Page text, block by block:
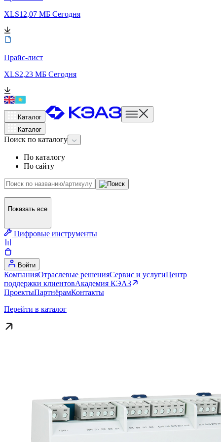
XLS12,07 МБ Сегодня
Прайс-лист
XLS2,23 МБ Сегодня
Каталог
Каталог
Поиск по каталогу
По каталогу
По сайту
Показать все
Цифровые инструменты
Войти
КомпанияОтраслевые решенияСервис и услугиЦентр
поддержки клиентовАкадемия КЭАЗ
ПроектыПартнёрамКонтакты
Перейти в каталог